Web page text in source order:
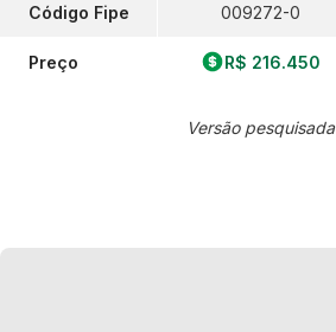
Código Fipe
Preço
009272-0
R$ 216.450
Versão pesquisada